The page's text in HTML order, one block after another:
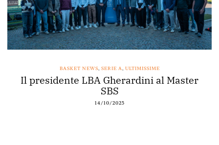
BASKET NEWS, SERIE A, ULTIMISSIME
Il presidente LBA Gherardini al Master
SBS
14/10/2025